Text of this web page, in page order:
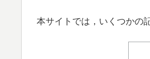
本サイトでは，いくつかの